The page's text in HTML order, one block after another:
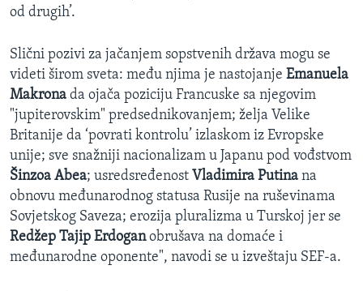
od drugih’.
Slični pozivi za jačanjem sopstvenih država mogu se
videti širom sveta: među njima je nastojanje Emanuela
Makrona da ojača poziciju Francuske sa njegovim
"jupiterovskim" predsednikovanjem; želja Velike
Britanije da ‘povrati kontrolu’ izlaskom iz Evropske
unije; sve snažniji nacionalizam u Japanu pod vođstvom
Šinzoa Abea; usredsređenost Vladimira Putina na
obnovu međunarodnog statusa Rusije na ruševinama
Sovjetskog Saveza; erozija pluralizma u Turskoj jer se
Redžep Tajip Erdoganobrušava na domaće i
međunarodne oponente", navodi se u izveštaju SEF-a.